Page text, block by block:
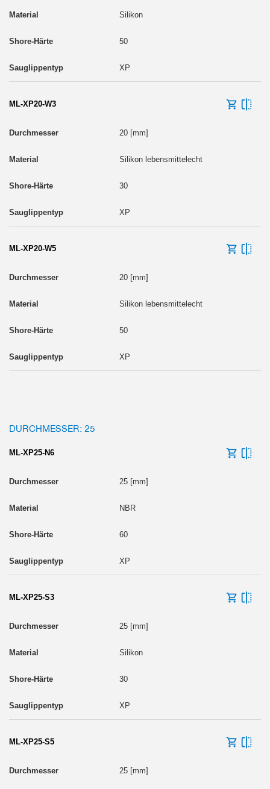
Silikon
50
XP
ML-XP20-W3
20 [mm]
Silikon lebensmittelecht
30
XP
ML-XP20-W5
20 [mm]
Silikon lebensmittelecht
50
XP
DURCHMESSER: 25
ML-XP25-N6
25 [mm]
NBR
60
XP
ML-XP25-S3
25 [mm]
Silikon
30
XP
ML-XP25-S5
25 [mm]